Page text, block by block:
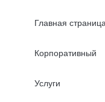
Главная страница
Корпоративный
Услуги